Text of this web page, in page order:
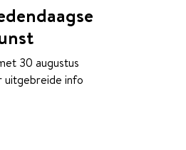
30 augustus
uitgebreide info